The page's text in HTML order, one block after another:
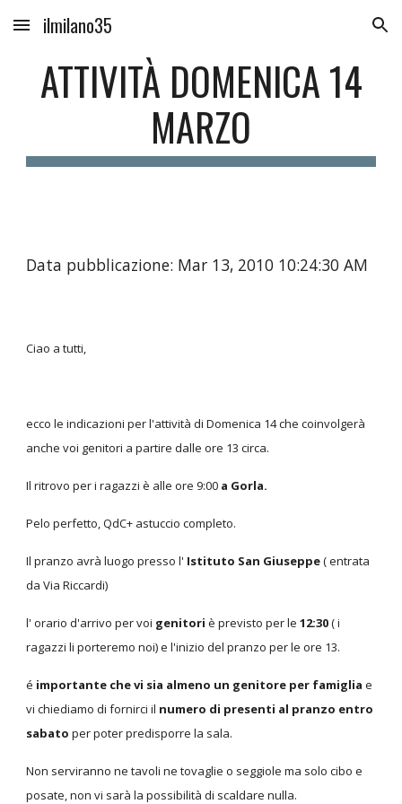
Skip to main content Skip to navigation
ilmilano35
ATTIVITÀ DOMENICA 14
MARZO
Data pubblicazione: Mar 13, 2010 10:24:30 AM
Ciao a tutti,
ecco le indicazioni per l'attività di Domenica 14 che coinvolgerà
anche voi genitori a partire dalle ore 13 circa.
Il ritrovo per i ragazzi è alle ore 9:00 a Gorla.
Pelo perfetto, QdC+ astuccio completo.
Il pranzo avrà luogo presso l' Istituto San Giuseppe( entrata
da Via Riccardi)
l' orario d'arrivo per voi genitoriè previsto per le12:30( i
ragazzi li porteremo noi) e l'inizio del pranzo per le ore 13.
é importante che vi sia almeno un genitore per famiglia e
vi chiediamo di fornirci il numero di presenti al pranzo entro
sabatoper poter predisporre la sala.
Non serviranno ne tavoli ne tovaglie o seggiole ma solo cibo e
posate, non vi sarà la possibilità di scaldare nulla.